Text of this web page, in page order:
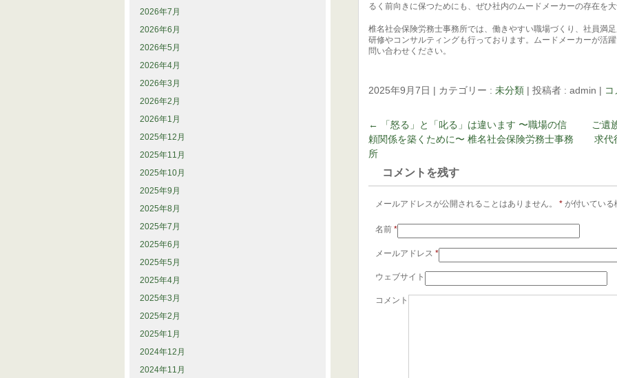
るく前向きに保つためにも、ぜひ社内のムードメーカーの存在を
椎名社会保険労務士事務所では、働きやすい職場づくり、社員満
研修やコンサルティングも行っております。ムードメーカーが活
問い合わせください。
2025年9月7日 | カテゴリー :未分類 |投稿者 : admin |
←
「怒る」と「叱る」は違います 〜職場の信
頼関係を築くために〜 椎名社会保険労務士事務
所
ご遺
求代
コメントを残す
メールアドレスが公開されることはありません。* が付いている
名前*
メールアドレス*
ウェブサイト
コメント
2026年7月
2026年6月
2026年5月
2026年4月
2026年3月
2026年2月
2026年1月
2025年12月
2025年11月
2025年10月
2025年9月
2025年8月
2025年7月
2025年6月
2025年5月
2025年4月
2025年3月
2025年2月
2025年1月
2024年12月
2024年11月